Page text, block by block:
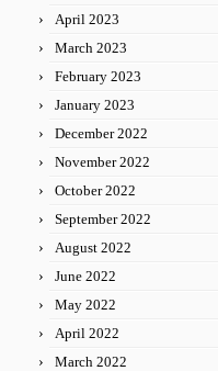
April 2023
March 2023
February 2023
January 2023
December 2022
November 2022
October 2022
September 2022
August 2022
June 2022
May 2022
April 2022
March 2022